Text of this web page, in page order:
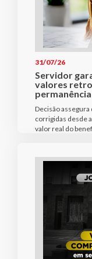
31/07/26
Servidor
valores
permanência
Decisão assegura
corrigidas desde
valor real do